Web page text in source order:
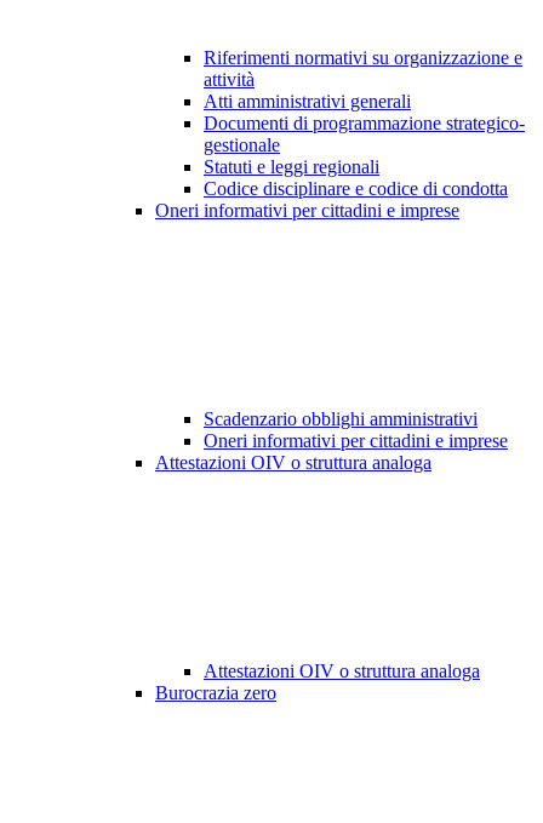
Riferimenti normativi su organizzazione e
attività
Atti amministrativi generali
Documenti di programmazione strategico-
gestionale
Statuti e leggi regionali
Codice disciplinare e codice di condotta
Oneri informativi per cittadini e imprese
Scadenzario obblighi amministrativi
Oneri informativi per cittadini e imprese
Attestazioni OIV o struttura analoga
Attestazioni OIV o struttura analoga
Burocrazia zero